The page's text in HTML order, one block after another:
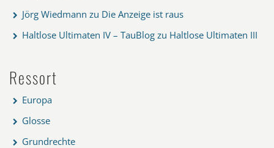
Jörg Wiedmann zu Die Anzeige ist raus
Haltlose Ultimaten IV – TauBlog zu Haltlose Ultimaten III
Ressort
Europa
Glosse
Grundrechte